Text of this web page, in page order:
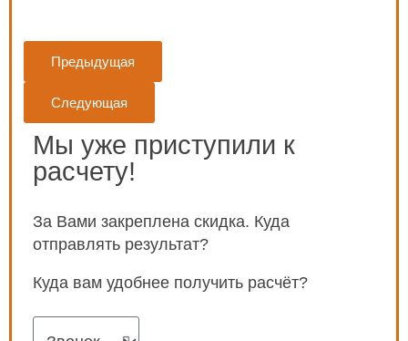
Предыдущая
Следующая
Мы уже приступили к
расчету!
За Вами закреплена скидка. Куда
отправлять результат?
Куда вам удобнее получить расчёт?